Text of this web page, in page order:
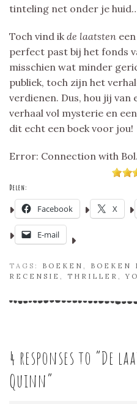
tinteling net onder je
Toch vind ik de laatsten
perfect past bij het fonds
misschien wat minder
publiek, toch zijn het
verdienen. Dus, hou jij van
verhaal vol mysterie en
dit echt een boek voor jou!
Error: Connection with
Delen:
Facebook X
E-mail
TAGS: BOEKEN BOEKEN
RECENSIE
THRILLER ,
4 responses to “De
Quinn”